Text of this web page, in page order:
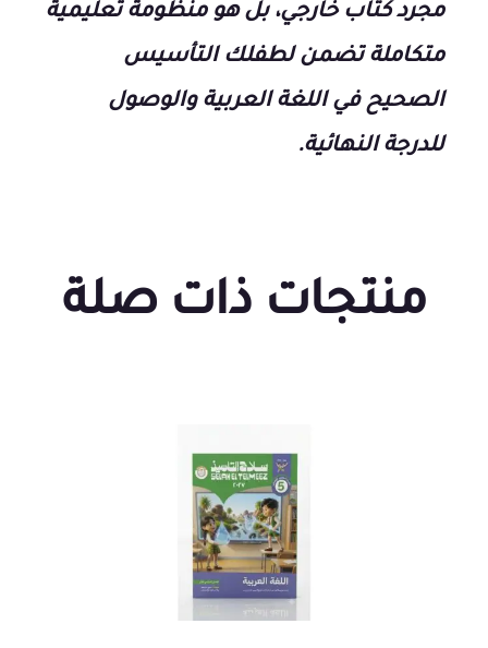
مجرد كتاب خارجي، بل هو منظومة تعليمية
متكاملة تضمن لطفلك التأسيس
الصحيح في اللغة العربية والوصول
للدرجة النهائية.
منتجات ذات صلة